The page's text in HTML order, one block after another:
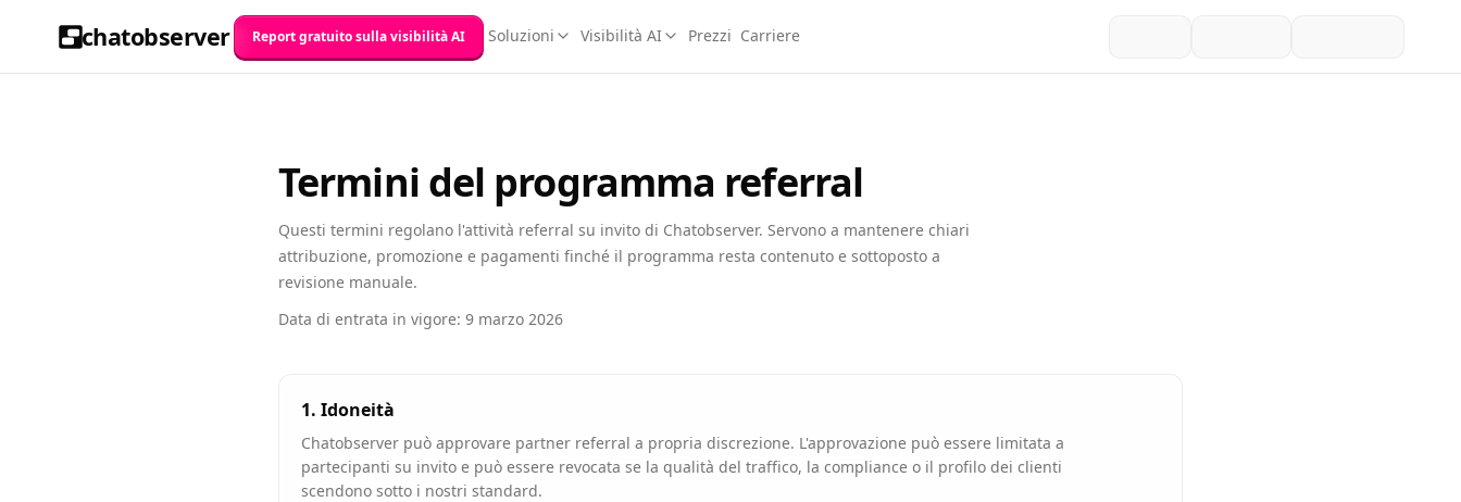
chatobserver Report gratuito sulla visibilità AI Soluzioni Visibilità AI Prezzi Carriere
Termini del programma referral
Questi termini regolano l'attività referral su invito di Chatobserver. Servono a mantenere chiari
attribuzione, promozione e pagamenti finché il programma resta contenuto e sottoposto a
revisione manuale.
Data di entrata in vigore: 9 marzo 2026
1. Idoneità
Chatobserver può approvare partner referral a propria discrezione. L'approvazione può essere limitata a
partecipanti su invito e può essere revocata se la qualità del traffico, la compliance o il profilo dei clienti
scendono sotto i nostri standard.